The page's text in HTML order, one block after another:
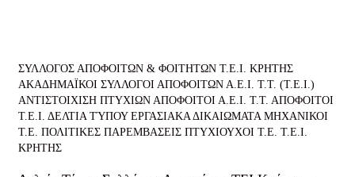
ΣΥΛΛΟΓΟΣ ΑΠΟΦΟΙΤΩΝ & ΦΟΙΤΗΤΩΝ Τ.Ε.Ι. ΚΡΗΤΗΣ
ΑΚΑΔΗΜΑΪΚΟΙ ΣΥΛΛΟΓΟΙ ΑΠΟΦΟΙΤΩΝ Α.Ε.Ι. Τ.Τ. (Τ.Ε.Ι.)
ΑΝΤΙΣΤΟΙΧΙΣΗ ΠΤΥΧΙΩΝ ΑΠΟΦΟΙΤΟΙ Α.Ε.Ι. Τ.Τ. ΑΠΟΦΟΙΤΟΙ
Τ.Ε.Ι. ΔΕΛΤΙΑ ΤΎΠΟΥ ΕΡΓΑΣΙΑΚΑ ΔΙΚΑΙΩΜΑΤΑ ΜΗΧΑΝΙΚΟΙ
Τ.Ε.
ΠΟΛΙΤΙΚΕΣ ΠΑΡΕΜΒΑΣΕΙΣ ΠΤΥΧΙΟΥΧΟΙ Τ.Ε.
Τ.Ε.Ι.
ΚΡΗΤΗΣ